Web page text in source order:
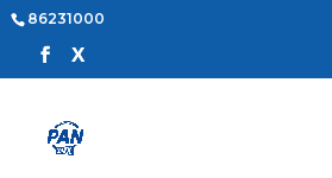
86231000